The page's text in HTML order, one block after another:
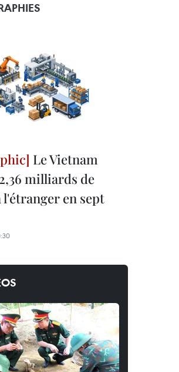
Le Vietnam
milliards de
l'étranger en sept